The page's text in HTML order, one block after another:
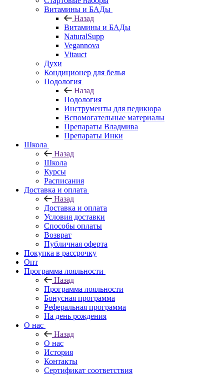
Витамины и БАДы
Назад
Витамины и БАДы
NaturalSupp
Vegannova
Vitauct
Духи
Кондиционер для белья
Подология
Назад
Подология
Инструменты для педикюра
Вспомогательные материалы
Препараты Владмива
Препараты Инки
Школа
Назад
Школа
Курсы
Расписания
Доставка и оплата
Назад
Доставка и оплата
Условия доставки
Способы оплаты
Возврат
Публичная оферта
Покупка в рассрочку
Опт
Программа лояльности
Назад
Программа лояльности
Бонусная программа
Реферальная программа
На день рождения
О нас
Назад
О нас
История
Контакты
Сертификат соответствия